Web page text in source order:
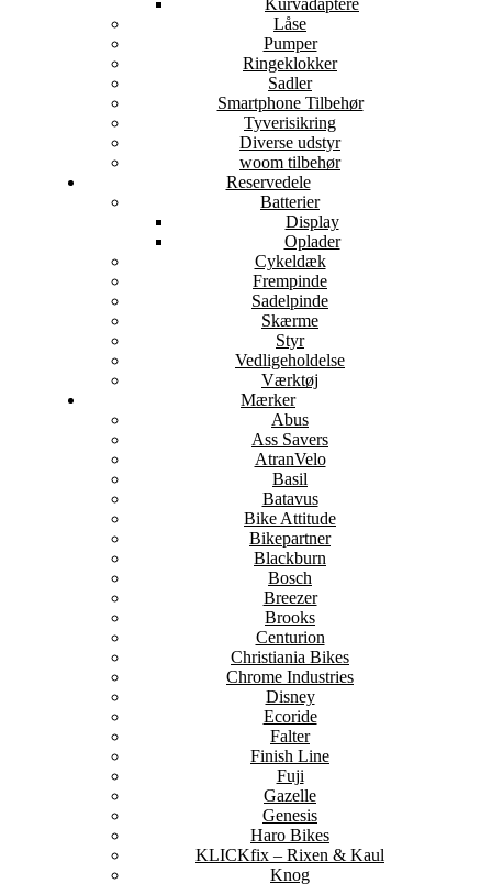
Kurvadaptere
Låse
Pumper
Ringeklokker
Sadler
Smartphone Tilbehør
Tyverisikring
Diverse udstyr
woom tilbehør
Reservedele
Batterier
Display
Oplader
Cykeldæk
Frempinde
Sadelpinde
Skærme
Styr
Vedligeholdelse
Værktøj
Mærker
Abus
Ass Savers
AtranVelo
Basil
Batavus
Bike Attitude
Bikepartner
Blackburn
Bosch
Breezer
Brooks
Centurion
Christiania Bikes
Chrome Industries
Disney
Ecoride
Falter
Finish Line
Fuji
Gazelle
Genesis
Haro Bikes
KLICKfix – Rixen & Kaul
Knog